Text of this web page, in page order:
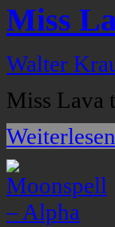
Miss
Walter
Miss Lava
Weiterlesen